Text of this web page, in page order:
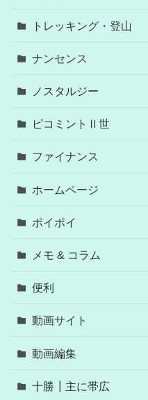
トレッキング・登山
ナンセンス
ノスタルジー
ピコミントⅡ世
ファイナンス
ホームページ
ポイポイ
メモ & コラム
便利
動画サイト
動画編集
十勝┃主に帯広